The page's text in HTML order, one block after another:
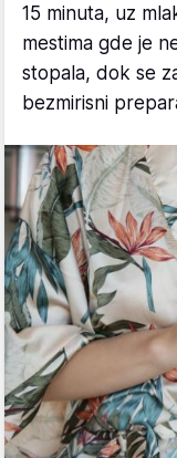
15 minuta, uz
mestima gde je
stopala, dok se
bezmirisni